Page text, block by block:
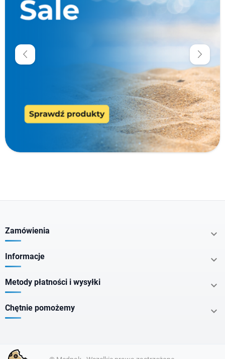
zł zł
Producenci
Objętość
Zamówienia 
Informacje 
Metody płatności i wysyłki 
Chętnie pomożemy 